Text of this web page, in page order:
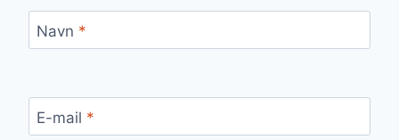
Navn *
E-mail *